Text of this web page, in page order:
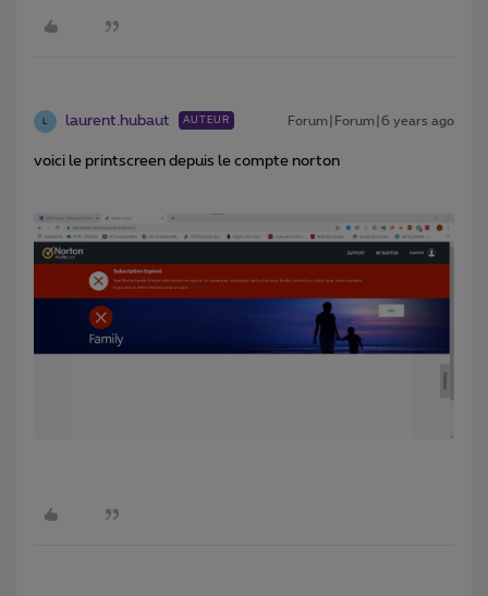
laurent.hubaut AUTEUR Forum|Forum|6 years ago
voici le printscreen depuis le compte norton